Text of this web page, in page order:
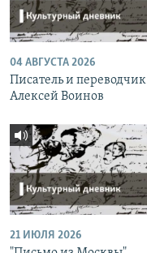
04 АВГУСТА 2026
Писатель и переводчик
Алексей Воинов
21 ИЮЛЯ 2026